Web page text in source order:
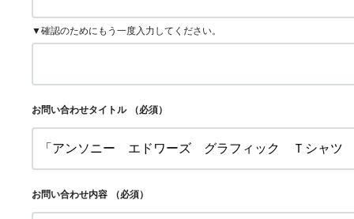
▼確認のためにもう一度入力してください。
お問い合わせタイトル （必須）
お問い合わせ内容 （必須）